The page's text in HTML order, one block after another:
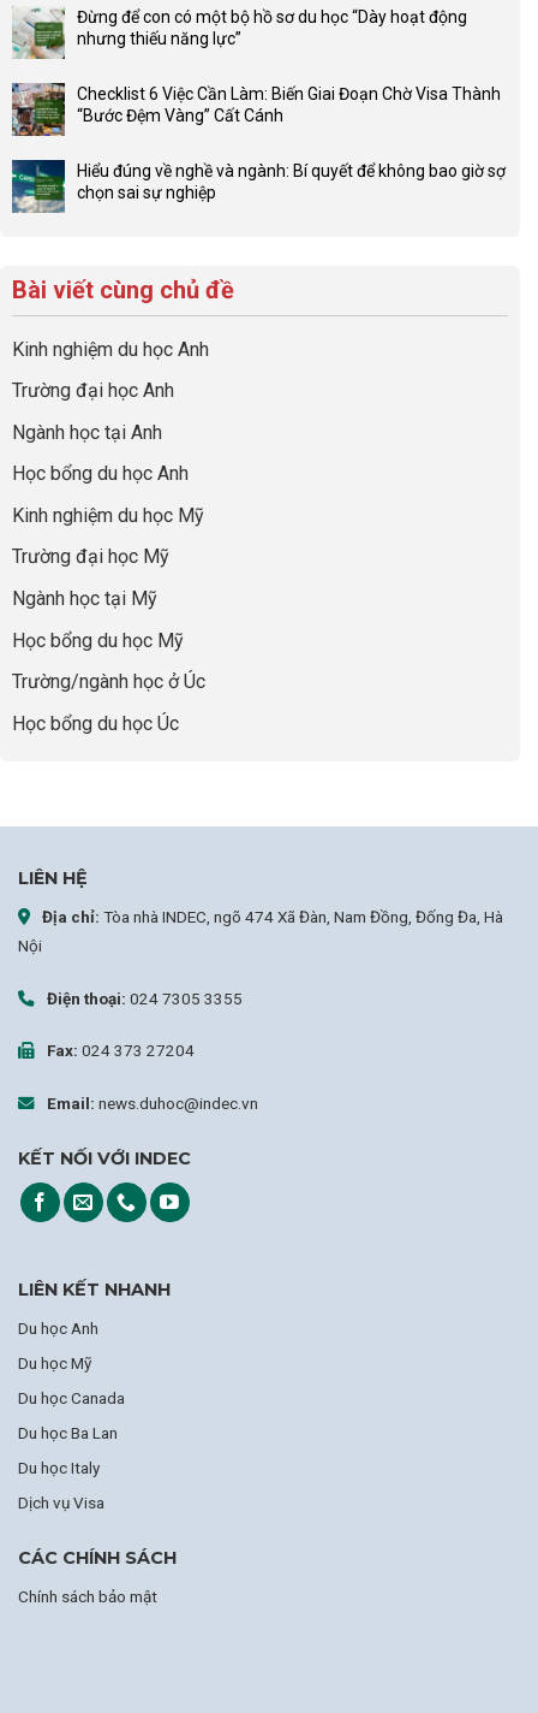
Lợi
thế
sức
mạnh
network
gia
đình
sự
nghiệp
bình
luận
Đầu
tư
sớm:
Chiến
hiệu
quả
của
cha
thông
Đừng để con có một bộ hồ sơ du học “Dày hoạt động
nhưng thiếu năng lực”
bình
luận
Đừng
để
con
hồ
sơ
du
học
“Dày
hoạt
động
nhưng
thiếu
năng
lực”
Checklist 6 Việc Cần Làm: Biến Giai Đoạn Chờ Visa Thành
“Bước Đệm Vàng” Cất Cánh
bình
luận
Việc
Biến
Đoạn
Visa
“Bước
Vàng”
Cất
Cánh
Hiểu đúng về nghề và ngành: Bí quyết để không bao giờ sợ
chọn sai sự nghiệp
luận
ở
Hiểu
đúng
về
nghề
và
ngành:
Bí
quyết
không
giờ
chọn
sự
Bài viết cùng chủ đề
Kinh nghiệm du học Anh
Trường đại học Anh
Ngành học tại Anh
Học bổng du học Anh
Kinh nghiệm du học Mỹ
Trường đại học Mỹ
Ngành học tại Mỹ
Học bổng du học Mỹ
Trường/ngành học ở Úc
Học bổng du học Úc
LIÊN HỆ
Địa chỉ: Tòa nhà INDEC, ngõ 474 Xã Đàn, Nam Đồng, Đống Đa, Hà
Nội
Điện thoại: 024 7305 3355
Fax: 024 373 27204
Email: news.duhoc@indec.vn
KẾT NỐI VỚI INDEC
LIÊN KẾT NHANH
Du học Anh
Du học Mỹ
Du học Canada
Du học Ba Lan
Du học Italy
Dịch vụ Visa
CÁC CHÍNH SÁCH
Chính sách bảo mật